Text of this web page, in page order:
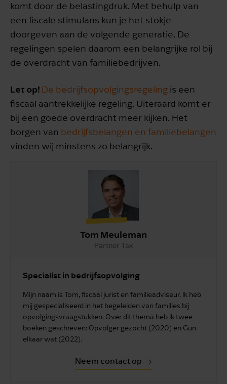
komt door de belastingdruk. Met behulp van
een fiscale stimulans kun je het stokje
doorgeven aan de volgende generatie. De
regelingen spelen daarom een belangrijke rol bij
de overdracht van familiebedrijven.
Let op! De bedrijfsopvolgingsregeling is een
fiscaal aantrekkelijke regeling. Uiteraard komt er
bij een goede overdracht meer kijken. Het
borgen van bedrijfsbelangen en familiebelangen
vinden wij minstens zo belangrijk.
Tom Meuleman
Partner Tax
Specialist in bedrijfsopvolging
Mijn naam is Tom, fiscaal jurist en familieadviseur. Ik heb
mij gespecialiseerd in het begeleiden van families bij
opvolgingsvraagstukken. Over dit thema heb ik twee
boeken geschreven: Opvolger gezocht (2020) en Gun
elkaar wat (2022).
Neem contact op